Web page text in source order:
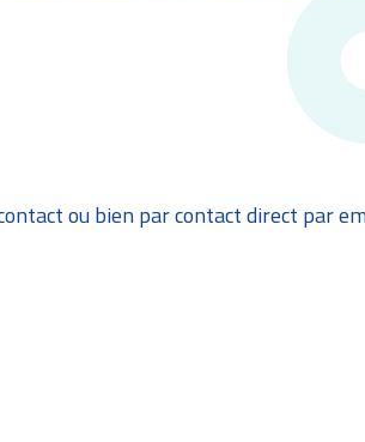
ou bien par contact direct par